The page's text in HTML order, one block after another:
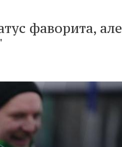
фаворита, але